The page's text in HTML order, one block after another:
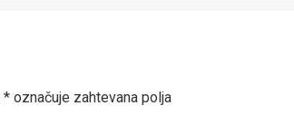
* označuje zahtevana polja